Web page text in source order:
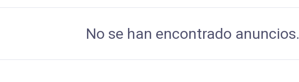
No se han encontrado anuncios.